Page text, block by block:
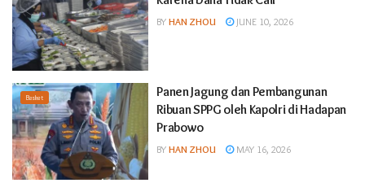
BY HAN ZHOU JUNE 10, 2026
Basket
Panen Jagung dan Pembangunan
Ribuan SPPG oleh Kapolri di Hadapan
Prabowo
BY HAN ZHOU MAY 16, 2026